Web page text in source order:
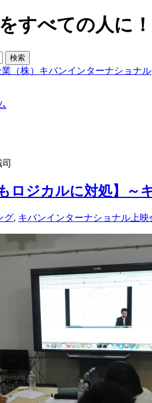
すべての人に
（株）キバンインターナショナル
ロジカルに対処】
グ, キバンインターナショナル上映